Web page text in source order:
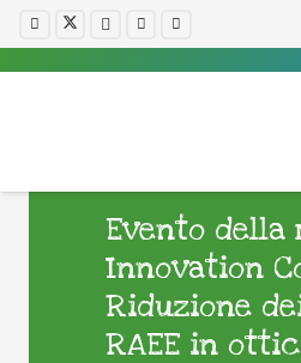
Evento della
Innovation
Riduzione
RAEE in